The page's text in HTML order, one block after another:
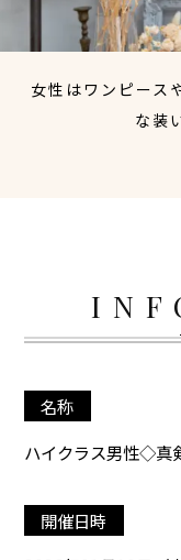
女性はワンピース
な装
名称
ハイクラス男性◇真
開催日時